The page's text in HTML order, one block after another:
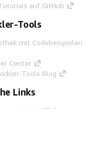
auf GitHub
Tools
mit Codebeispielen
Center
Tools Blog
Links
MCP Server